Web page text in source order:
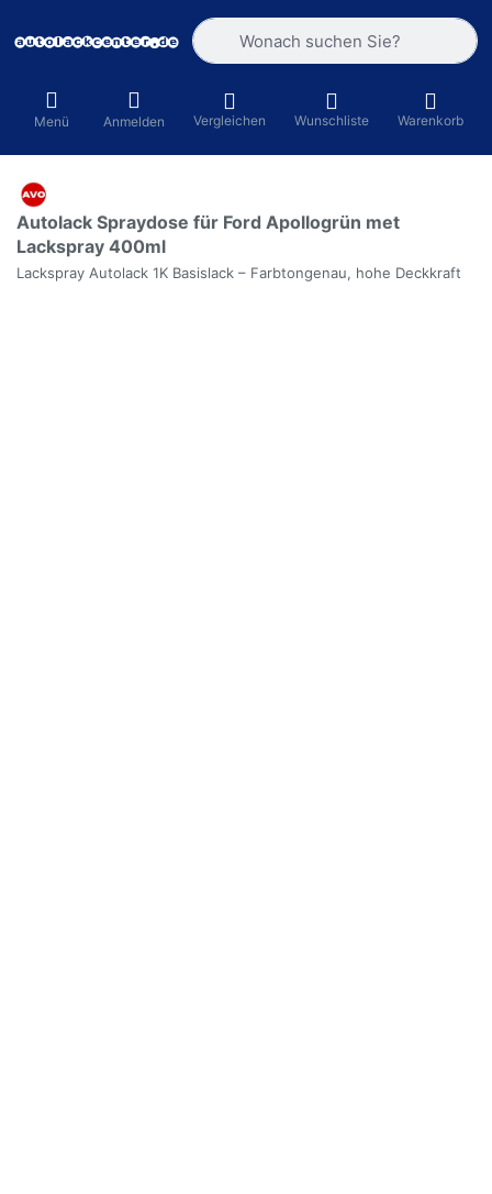
Geben Sie einen Suchbegriff ein.
Menü Anmelden Vergleichen Wunschliste Warenkorb
Autolack Spraydose für Ford Apollogrün met
Lackspray 400ml
Lackspray Autolack 1K Basislack – Farbtongenau, hohe Deckkraft